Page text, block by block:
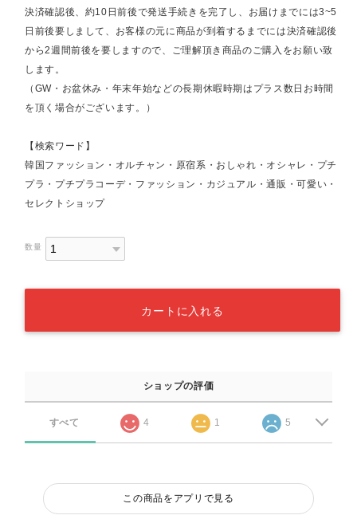
決済確認後、約10日前後で発送手続きを完了し、お届けまでには3~5
日前後要しまして、お客様の元に商品が到着するまでには決済確認後
から2週間前後を要しますので、ご理解頂き商品のご購入をお願い致
します。
（GW・お盆休み・年末年始などの長期休暇時期はプラス数日お時間
を頂く場合がございます。）
【検索ワード】
韓国ファッション・オルチャン・原宿系・おしゃれ・オシャレ・プチ
プラ・プチプラコーデ・ファッション・カジュアル・通販・可愛い・
セレクトショップ
数量
カートに入れる
ショップの評価
すべて 4 1 5
この商品をアプリで見る